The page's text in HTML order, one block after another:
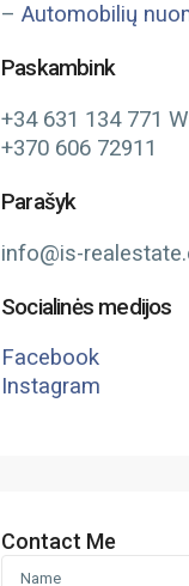
– Automobilių
Paskambink
+34 631 134 771
+370 606 72911
Parašyk
info@is-
Socialinės medijos
Facebook
Instagram
Contact Me